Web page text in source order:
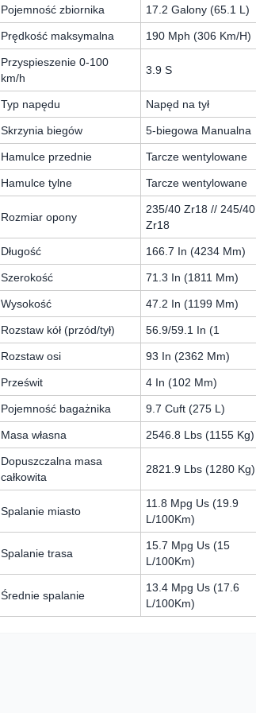
Pojemność zbiornika 17.2 Galony (65.1 L)
Prędkość maksymalna 190 Mph (306 Km/H)
Przyspieszenie 0-100
km/h
3.9 S
Typ napędu Napęd na tył
Skrzynia biegów 5-biegowa Manualna
Hamulce przednie Tarcze wentylowane
Hamulce tylne Tarcze wentylowane
Rozmiar opony
235/40 Zr18 // 245/40
Zr18
Długość 166.7 In (4234 Mm)
Szerokość 71.3 In (1811 Mm)
Wysokość 47.2 In (1199 Mm)
Rozstaw kół (przód/tył) 56.9/59.1 In (1
Rozstaw osi 93 In (2362 Mm)
Prześwit 4 In (102 Mm)
Pojemność bagażnika 9.7 Cuft (275 L)
Masa własna 2546.8 Lbs (1155 Kg)
Dopuszczalna masa
całkowita
2821.9 Lbs (1280 Kg)
Spalanie miasto
11.8 Mpg Us (19.9
L/100Km)
Spalanie trasa
15.7 Mpg Us (15
L/100Km)
Średnie spalanie
13.4 Mpg Us (17.6
L/100Km)